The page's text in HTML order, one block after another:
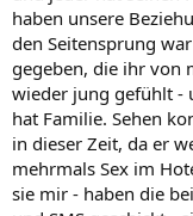
haben unsere
den Seitensprung
gegeben, die ihr von
wieder jung gefühlt -
hat Familie. Sehen
in dieser Zeit, da er
mehrmals Sex im
sie mir - haben die